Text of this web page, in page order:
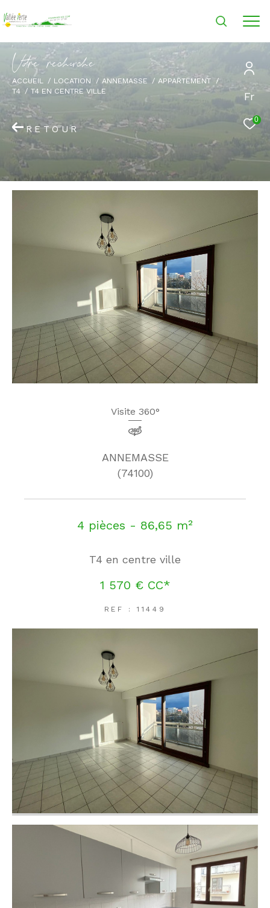
Fr
0
Vore recece
ACCUEIL LOCATION ANNEMASSE
APPARTEMENT
T4
T4 EN CENTRE VILLE
RETOUR
Visite 360°
ANNEMASSE
(74100)
4 pièces - 86,65 m²
T4 en centre ville
1 570 € CC*
REF : 11449